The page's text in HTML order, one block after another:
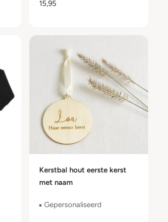
15,95
Kerstbal hout eerste kerst
met naam
Gepersonaliseerd